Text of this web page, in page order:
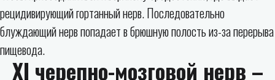
рецидивирующий гортанный нерв. Последовательно
блуждающий нерв попадает в брюшную полость из-за перерыва
пищевода.
XI черепно-мозговой нерв –